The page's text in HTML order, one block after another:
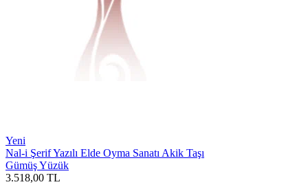
Yeni
Nal-i Şerif Yazılı Elde Oyma Sanatı Akik Taşı
Gümüş Yüzük
3.518,00 TL